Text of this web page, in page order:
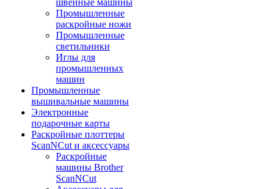
швейные машины
Промышленные
раскройные ножи
Промышленные
светильники
Иглы для
промышленных
машин
Промышленные
вышивальные машины
Электронные
подарочные карты
Раскройные плоттеры
ScanNCut и аксессуары
Раскройные
машины Brother
ScanNCut